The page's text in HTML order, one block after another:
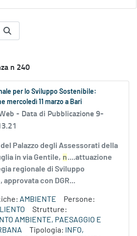
n 240
per lo Sviluppo Sostenibile:
mercoledì 11 marzo a Bari
- Data di Pubblicazione 9-
Palazzo degli Assessorati della
in via Gentile, n....attuazione
regionale di Sviluppo
approvata con DGR...
AMBIENTE
Persone:
Strutture:
AMBIENTE, PAESAGGIO E
Tipologia:
INFO,